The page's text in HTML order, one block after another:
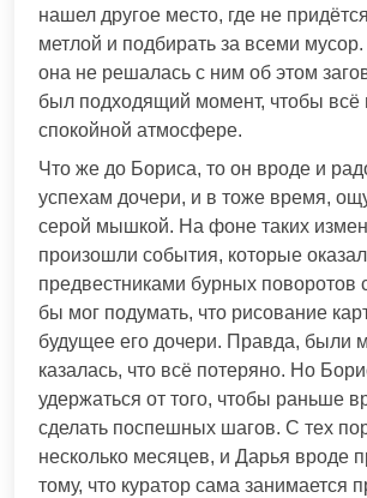
нашел другое место, где не
метлой и подбирать за всеми
она не решалась с ним об этом
был подходящий момент, чтобы всё
спокойной атмосфере.
Что же до Бориса, то он вроде и
успехам дочери, и в тоже время,
серой мышкой. На фоне таких
произошли события, которые
предвестниками бурных поворотов
бы мог подумать, что рисование
будущее его дочери. Правда, были
казалась, что всё потеряно. Но
удержаться от того, чтобы раньше
сделать поспешных шагов. С тех
несколько месяцев, и Дарья вроде
тому, что куратор сама занимается